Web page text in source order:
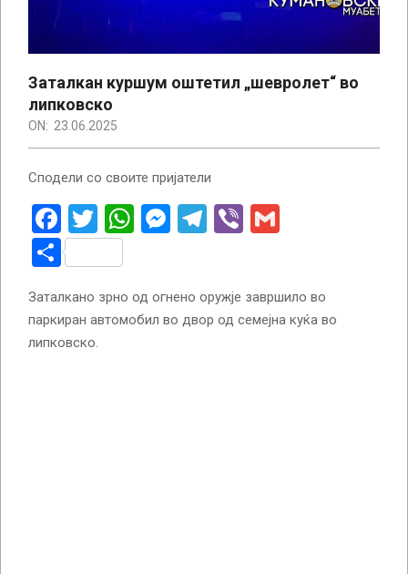
Заталкан куршум оштетил „шевролет“ во
липковско
ON: 23.06.2025
Сподели со своите пријатели
Facebook
Twitter
WhatsApp
Messenger
Telegram
Viber
Share
Заталкано зрно од огнено оружје завршило во
паркиран автомобил во двор од семејна куќа во
липковско.